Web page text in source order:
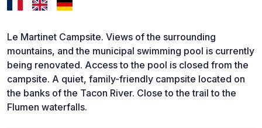
Le Martinet Campsite. Views of the surrounding
mountains, and the municipal swimming pool is currently
being renovated. Access to the pool is closed from the
campsite. A quiet, family-friendly campsite located on
the banks of the Tacon River. Close to the trail to the
Flumen waterfalls.